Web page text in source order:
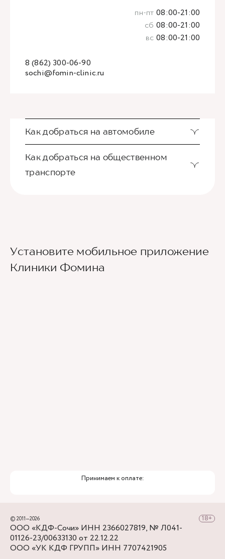
sochi@fomin-clinic.ru
8 (862) 300-06-90
пн-пт 08:00-21:00
сб 08:00-21:00
вс 08:00-21:00
Как добраться на автомобиле
Как добраться на общественном
транспорте
Из международного аэропорта Сочи до клиники
можно добраться на такси или
Установите мобильное приложение
Клиники Фомина
Принимаем к оплате:
© 2011—2026
ООО «КДФ-Сочи» ИНН 2366027819, № Л041-
01126-23/00633130 от 22.12.22
ООО «УК КДФ ГРУПП» ИНН 7707421905